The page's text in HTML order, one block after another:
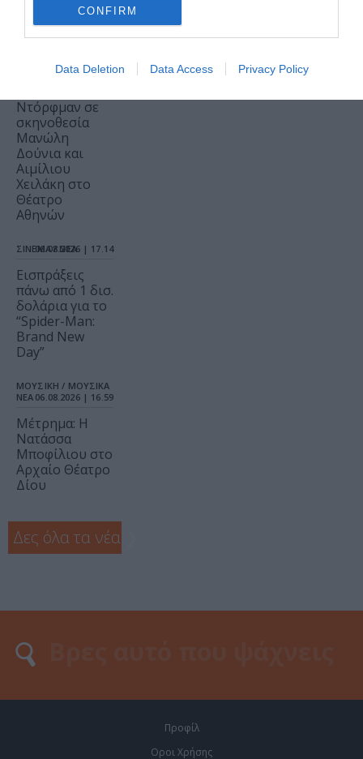
CONFIRM
Data Deletion Data Access Privacy Policy
ΘΕΑΤΡΟ - ΧΟΡΟΣ /
ΝΕΑ06.08.2026 | 17.26
Ο Θάνατος και
η Κόρη, του
Ντόρφμαν σε
σκηνοθεσία
Μανώλη
Δούνια και
Αιμίλιου
Χειλάκη στο
Θέατρο
Αθηνών
ΣΙΝΕΜΑ / ΝΕΑ
06.08.2026 | 17.14
Εισπράξεις
πάνω από 1 δισ.
δολάρια για το
“Spider-Man:
Brand New
Day”
ΜΟΥΣΙΚΗ / ΜΟΥΣΙΚΑ
ΝΕΑ 06.08.2026 | 16.59
Μέτρημα: Η
Νατάσσα
Μποφίλιου στο
Αρχαίο Θέατρο
Δίου
Δες όλα τα νέα
Προφίλ
Οροι Χρήσης